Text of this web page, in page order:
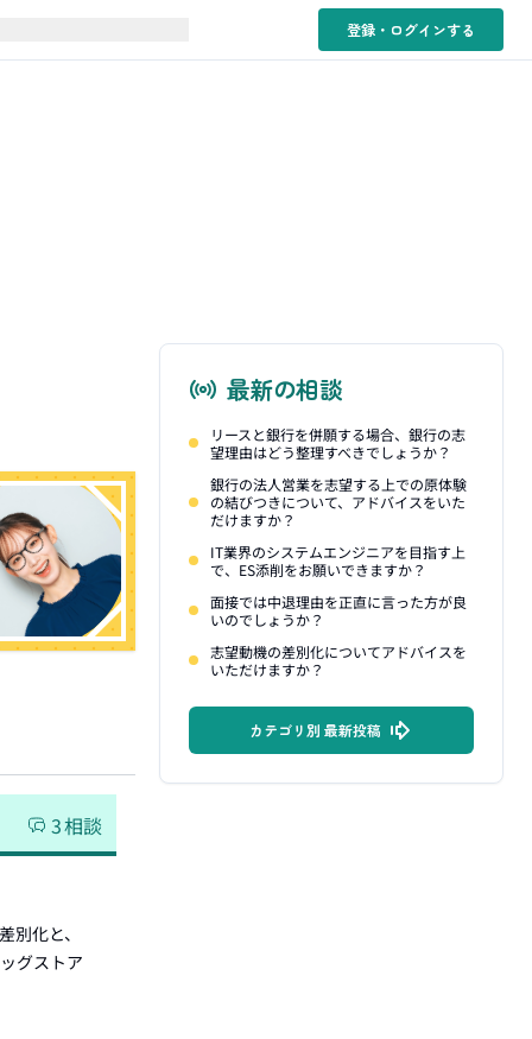
登録・ログインする
3相談
化と、
グストア
最新の相談
リースと銀行を併願する場合、銀行の志
望理由はどう整理すべきでしょうか？
銀行の法人営業を志望する上での原体験
の結びつきについて、アドバイスをいた
だけますか？
IT業界のシステムエンジニアを目指す上
で、ES添削をお願いできますか？
面接では中退理由を正直に言った方が良
いのでしょうか？
志望動機の差別化についてアドバイスを
いただけますか？
カテゴリ別 最新投稿